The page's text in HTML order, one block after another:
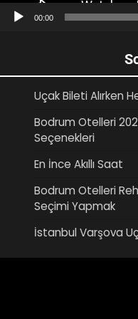
00:00
Uçak Bileti Alırken
Bodrum Otelleri
Seçenekleri
En İnce Akıllı Saat
Bodrum Otelleri
Seçimi Yapmak
İstanbul Varşova